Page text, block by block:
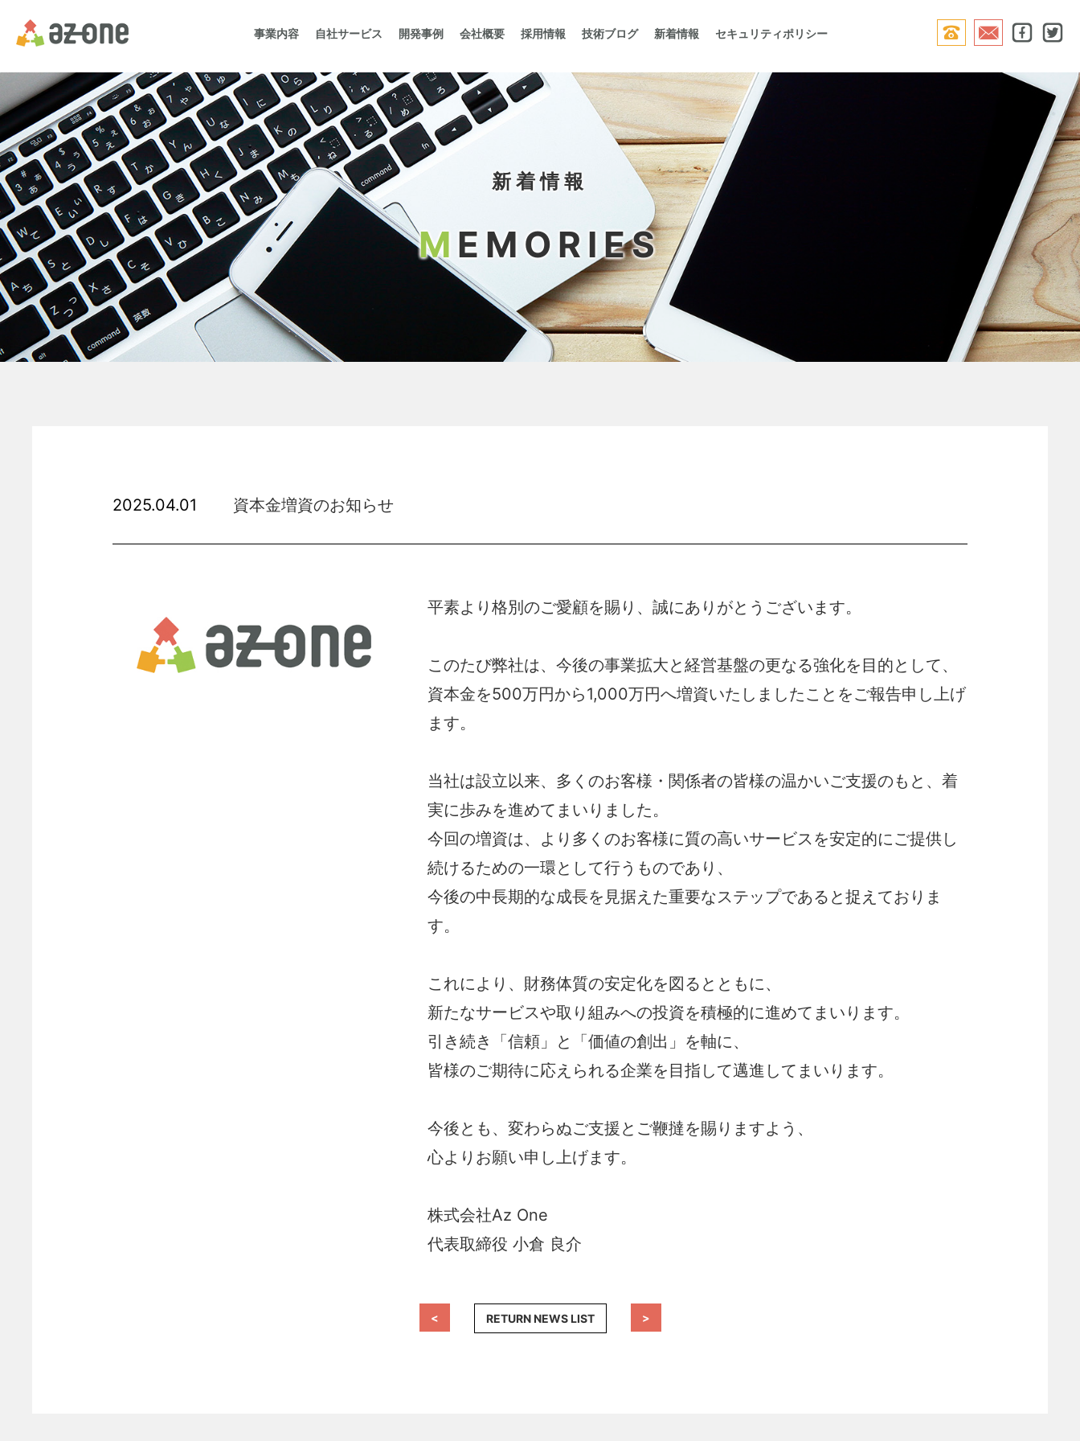
事業内容 自社サービス 開発事例 会社概要 採用情報 技術ブログ 新着情報 セキュリティポリシー    
新着情報
M EMORIES
2025.04.01 資本金増資のお知らせ
平素より格別のご愛顧を賜り、誠にありがとうございます。
このたび弊社は、今後の事業拡大と経営基盤の更なる強化を目的として、
資本金を500万円から1,000万円へ増資いたしましたことをご報告申し上げ
ます。
当社は設立以来、多くのお客様・関係者の皆様の温かいご支援のもと、着
実に歩みを進めてまいりました。
今回の増資は、より多くのお客様に質の高いサービスを安定的にご提供し
続けるための一環として行うものであり、
今後の中長期的な成長を見据えた重要なステップであると捉えておりま
す。
これにより、財務体質の安定化を図るとともに、
新たなサービスや取り組みへの投資を積極的に進めてまいります。
引き続き「信頼」と「価値の創出」を軸に、
皆様のご期待に応えられる企業を目指して邁進してまいります。
今後とも、変わらぬご支援とご鞭撻を賜りますよう、
心よりお願い申し上げます。
株式会社Az One
代表取締役 小倉 良介
< RETURN NEWS LIST >